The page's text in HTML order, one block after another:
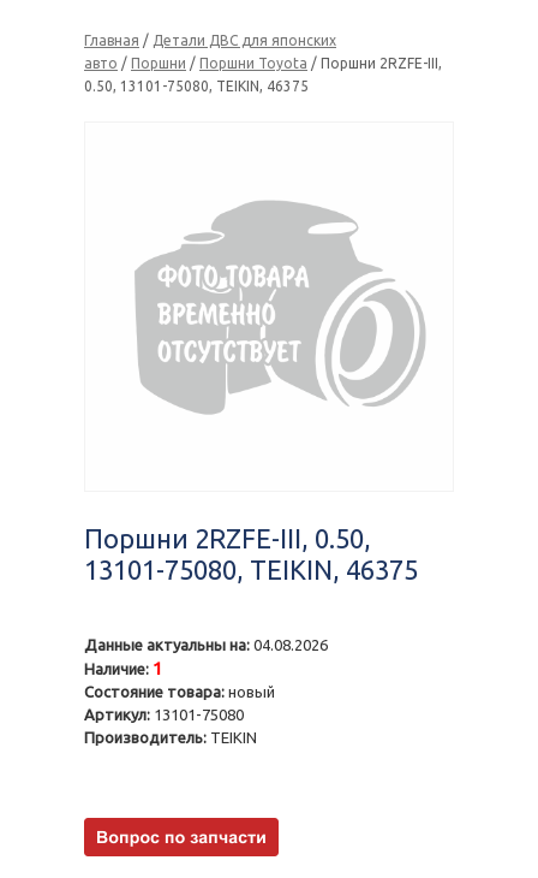
Главная / Детали ДВС для японских
авто / Поршни / Поршни Toyota / Поршни 2RZFE-III,
0.50, 13101-75080, TEIKIN, 46375
Поршни 2RZFE-III, 0.50,
13101-75080, TEIKIN, 46375
Данные актуальны на: 04.08.2026
Наличие: 1
Состояние товара: новый
Артикул: 13101-75080
Производитель: TEIKIN